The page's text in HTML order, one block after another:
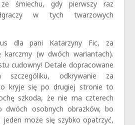
ze śmiechu, gdy pierwszy raz
w tych twarzowych
dla pani Katarzyny Fic, za
karczmy (w dwóch wariantach).
cudowny! Detale dopracowane
szczególiku, odkrywanie za
kryje się po drugiej stronie to
szkoda, że nie ma czterech
dwóch osobnych obrazków, bo
może się szybko opatrzyć,